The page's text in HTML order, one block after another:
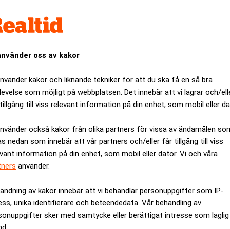
oss av kakor
kakor och liknande tekniker för att du ska få en så bra
som möjligt på webbplatsen. Det innebär att vi lagrar och/
till viss relevant information på din enhet, som mobil eller
också kakor från olika partners för vissa av ändamålen
nedan som innebär att vår partners och/eller får tillgång till viss
information på din enhet, som mobil eller dator. Vi och våra
använder.
av kakor innebär att vi behandlar personuppgifter som IP-
unika identifierare och beteendedata. Vår behandling av
sker med samtycke eller berättigat intresse som laglig
Christine Ehnström som ansvarig för den
ANNONS